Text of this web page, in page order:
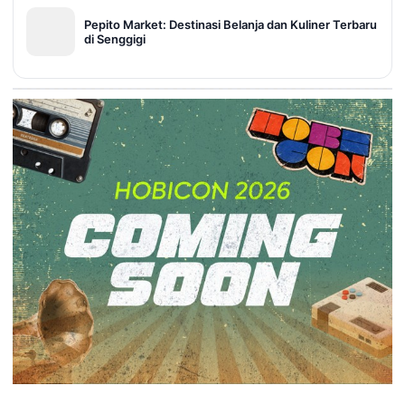
Pepito Market: Destinasi Belanja dan Kuliner Terbaru
di Senggigi